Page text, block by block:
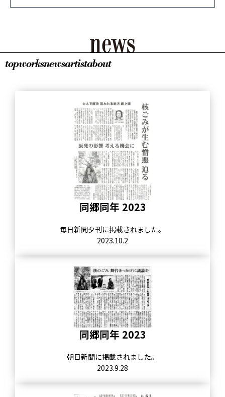
topworksnewsartistabout
同郷同年 2023
毎日新聞夕刊に掲載されました。
2023.10.2
同郷同年 2023
朝日新聞に掲載されました。
2023.9.28